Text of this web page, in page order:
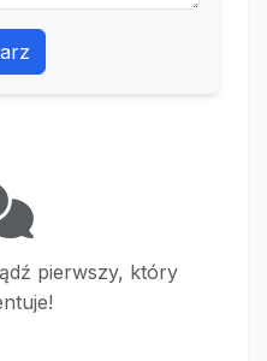
pierwszy, który